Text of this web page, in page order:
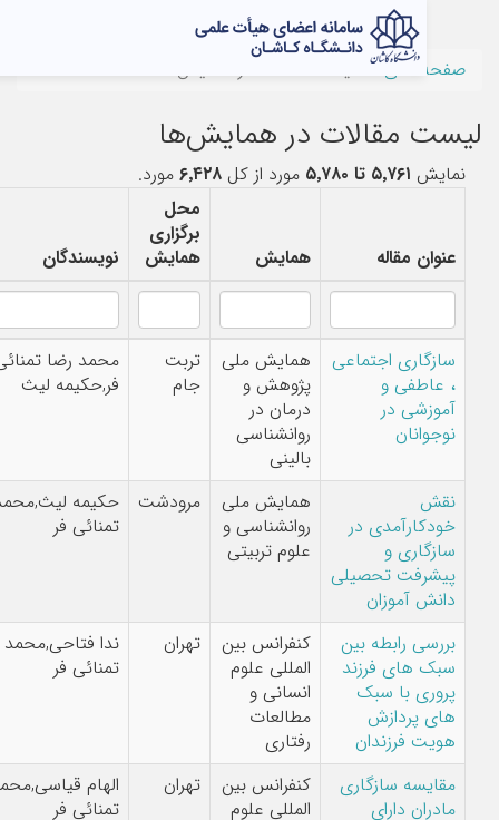
لیست مقالات در همایش‌ها
مقالات در همایش‌ها
۵٬۷۶۱ تا ۵٬۷۸۰ مورد از کل۶٬۴۲۸ مورد.
مقاله همایش
همایش
نویسندگان
اجتماعی
و
در
همایش ملی
پژوهش و
درمان در
روانشناسی
تربت
جام
محمد رضا تمنائی
فر,حکیمه لیث
در
تحصیلی
آموزان
همایش ملی
روانشناسی و
علوم تربیتی
مرودشت
حکیمه لیث,محمد رضا
رابطه بین
فرزند
با سبک
فرزندان
کنفرانس بین
المللی علوم
انسانی و
مطالعات
رفتاری
تهران
ندا فتاحی,محمد رضا
سازگاری
دارای
کنفرانس بین
المللی علوم
تهران
الهام قیاسی,محمد رضا